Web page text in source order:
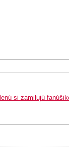
si zamilujú